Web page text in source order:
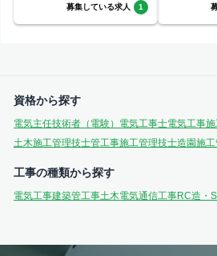
募集している求人 1
資格から探す
電気主任技術者（電験） 電気工事士電気工事
土木施工管理技士管工事施工管理技士造園施
工事の種類から探す
電気工事建築管工事土木電気通信工事RC造・